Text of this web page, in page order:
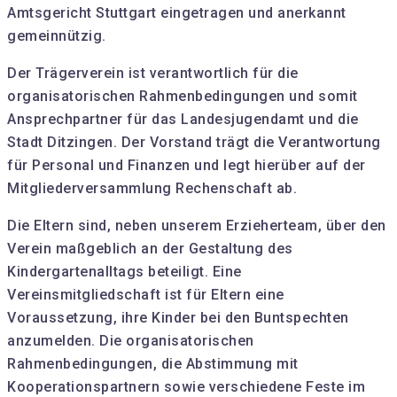
Amtsgericht Stuttgart eingetragen und anerkannt
gemeinnützig.
Der Trägerverein ist verantwortlich für die
organisatorischen Rahmenbedingungen und somit
Ansprechpartner für das Landesjugendamt und die
Stadt Ditzingen. Der Vorstand trägt die Verantwortung
für Personal und Finanzen und legt hierüber auf der
Mitgliederversammlung Rechenschaft ab.
Die Eltern sind, neben unserem Erzieherteam, über den
Verein maßgeblich an der Gestaltung des
Kindergartenalltags beteiligt. Eine
Vereinsmitgliedschaft ist für Eltern eine
Voraussetzung, ihre Kinder bei den Buntspechten
anzumelden. Die organisatorischen
Rahmenbedingungen, die Abstimmung mit
Kooperationspartnern sowie verschiedene Feste im